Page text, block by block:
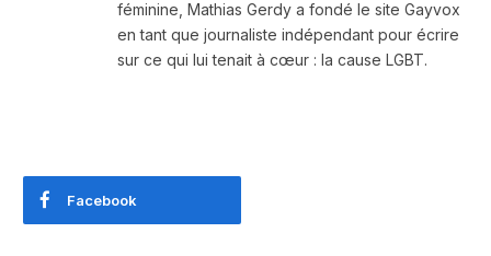
féminine, Mathias Gerdy a fondé le site Gayvox
en tant que journaliste indépendant pour écrire
sur ce qui lui tenait à cœur : la cause LGBT.
Facebook